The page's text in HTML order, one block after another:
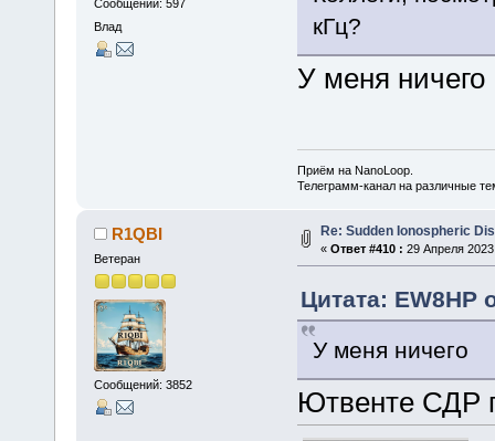
Сообщений: 597
Влад
кГц?
У меня ничего
Приём на NanoLoop.
Телеграмм-канал на различные
R1QBI
Ветеран
Сообщений: 3852
Re: Sudden Ionospheric
« Ответ #410 : 29 Апреля
Цитата: EW8HP
У меня ничего
Ютвенте СДР